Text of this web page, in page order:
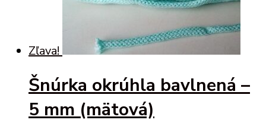
Zľava!
Šnúrka okrúhla bavlnená –
5 mm (mätová)